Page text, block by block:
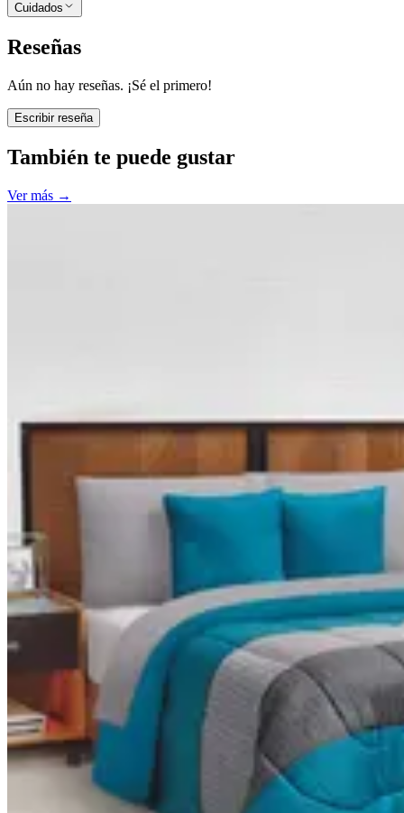
Cuidados
Reseñas
Aún no hay reseñas. ¡Sé el primero!
Escribir reseña
También te puede gustar
Ver más →